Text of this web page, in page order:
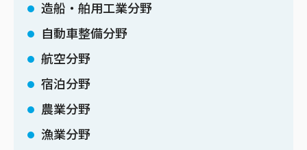
造船・舶用工業分野
自動車整備分野
航空分野
宿泊分野
農業分野
漁業分野